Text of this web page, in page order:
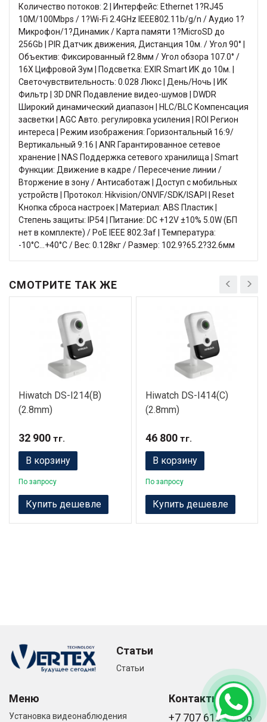
Количество потоков: 2 | Интерфейс: Ethernet 1?RJ45
10M/100Mbps / 1?Wi-Fi 2.4GHz IEEE802.11b/g/n / Аудио 1?
Микрофон/1?Динамик / Карта памяти 1?MicroSD до
256Gb | PIR Датчик движения, Дистанция 10м. / Угол 90° |
Объектив: Фиксированный f2.8мм / Угол обзора 107.0° /
16X Цифровой Зум | Подсветка: EXIR Smart ИК до 10м. |
Светочувствительность: 0.028 Люкс | День/Ночь | ИК
Фильтр | 3D DNR Подавление видео-шумов | DWDR
Широкий динамический диапазон | HLC/BLC Компенсация
засветки | AGC Авто. регулировка усиления | ROI Регион
интереса | Режим изображения: Горизонтальный 16:9/
Вертикальный 9:16 | ANR Гарантированное сетевое
хранение | NAS Поддержка сетевого хранилища | Smart
Функции: Движение в кадре / Пересечение линии /
Вторжение в зону / Антисаботаж | Доступ с мобильных
устройств | Протокол: Hikvision/ONVIF/SDK/ISAPI | Reset
Кнопка сброса настроек | Материал: ABS Пластик |
Степень защиты: IP54 | Питание: DC +12V ±10% 5.0W (БП
нет в комплекте) / PoE IEEE 802.3af | Температура:
-10°C...+40°C / Вес: 0.128кг / Размер: 102.9?65.2?32.6мм
СМОТРИТЕ ТАК ЖЕ
Hiwatch DS-I214(B)
(2.8mm)
32 900 тг.
В корзину
По запросу
Купить дешевле
Hiwatch DS-I414(C)
(2.8mm)
46 800тг.
В корзину
По запросу
Купить дешевле
Статьи
Статьи
Меню
Установка видеонаблюдения
Контакты
+7 707 616-61-66